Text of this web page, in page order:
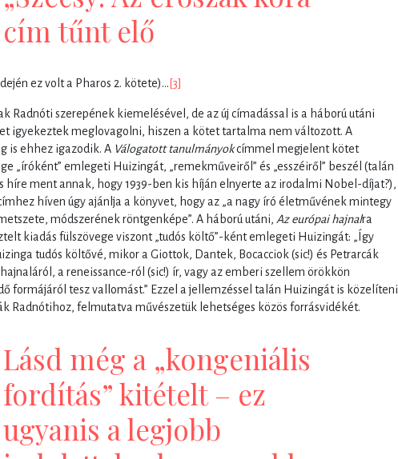
cím tűnt elő
ez volt a Pharos 2. kötete)… [3]
Radnóti szerepének kiemelésével, de az új címadással is a háború utáni
igyekeztek meglovagolni, hiszen a kötet tartalma nem változott. A
is ehhez igazodik. A Válogatott tanulmányokcímmel megjelent kötet
„íróként” emlegeti Huizingát, „remekműveiről” és „esszéiről” beszél (talán
híre ment annak, hogy 1939-ben kis híján elnyerte az irodalmi Nobel-díjat?),
híven úgy ajánlja a könyvet, hogy az „a nagy író életművének mintegy
módszerének röntgenképe”. A háború utáni, Az európai hajnalra
kiadás fülszövege viszont „tudós költő”-ként emlegeti Huizingát: „Így
tudós költővé, mikor a Giottok, Dantek, Bocacciok (sic!) és Petrarcák
a reneissance-ról (sic!) ír, vagy az emberi szellem örökkön
formájáról tesz vallomást.” Ezzel a jellemzéssel talán Huizingát is közelíteni
Radnótihoz, felmutatva művészetük lehetséges közös forrásvidékét.
Lásd még a „kongeniális
fordítás” kitételt – ez
ugyanis a legjobb